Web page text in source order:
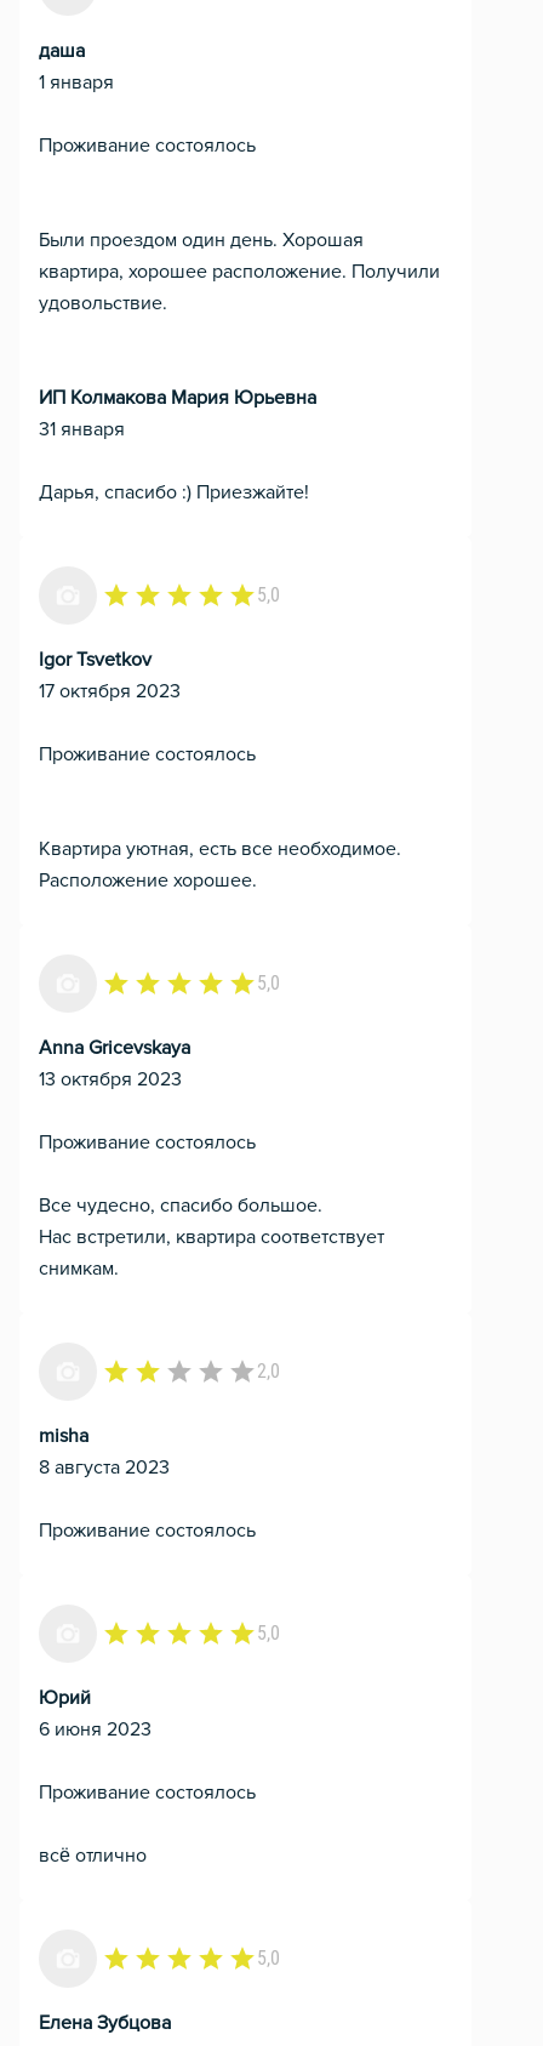
даша
1 января
Проживание состоялось
Были проездом один день. Хорошая
квартира, хорошее расположение. Получили
удовольствие.
ИП Колмакова Мария Юрьевна
31 января
Дарья, спасибо :) Приезжайте!
5,0
gor Tsvetkov
17 октября 2023
Проживание состоялось
Квартира уютная, есть все необходимое.
Расположение хорошее.
5,0
Anna Gricevskaya
13 октября 2023
Проживание состоялось
Все чудесно, спасибо большое.
Нас встретили, квартира соответствует
снимкам.
2,0
misha
8 августа 2023
Проживание состоялось
5,0
Юрий
6 июня 2023
Проживание состоялось
всё отлично
5,0
Елена Зубцова